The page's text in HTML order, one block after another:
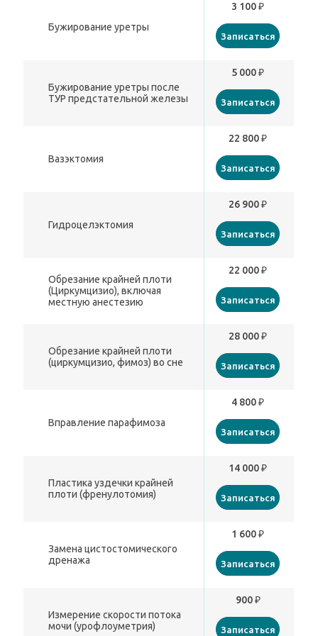
Бужирование уретры
3 100 ₽
Записаться
Бужирование уретры после
ТУР предстательной железы
5 000 ₽
Записаться
Вазэктомия
22 800 ₽
Записаться
Гидроцелэктомия
26 900 ₽
Записаться
Обрезание крайней плоти
(Циркумцизио), включая
местную анестезию
22 000 ₽
Записаться
Обрезание крайней плоти
(циркумцизио, фимоз) во сне
28 000 ₽
Записаться
Вправление парафимоза
4 800 ₽
Записаться
Пластика уздечки крайней
плоти (френулотомия)
14 000 ₽
Записаться
Замена цистостомического
дренажа
1 600 ₽
Записаться
Измерение скорости потока
мочи (урофлоуметрия)
900 ₽
Записаться